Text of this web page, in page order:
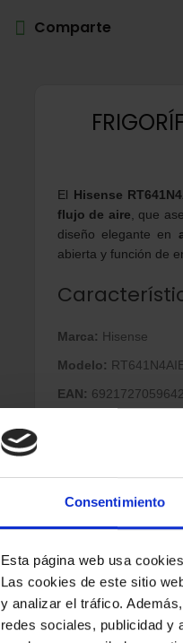
Consentimiento
Esta página web usa cookies
Las cookies de este sitio
y analizar el tráfico.
redes sociales, publicidad y
Comparte
El Hisense
flujo de aire, que
diseño elegante en
abierta y función de
Marca: Hisense
Modelo:
EAN: 6921727059642
Color:Acero
Control táctil:Sí
Pantalla LED